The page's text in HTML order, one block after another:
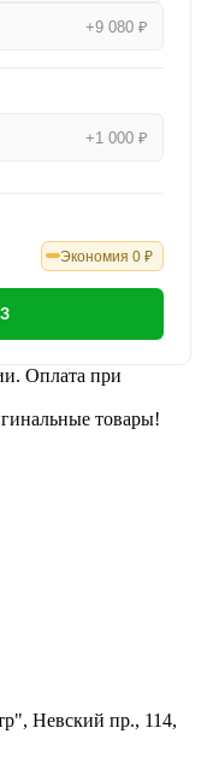
+9 080 ₽
+1 000 ₽
Экономия 0 ₽
Оплата при
товары!
Невский пр., 114,